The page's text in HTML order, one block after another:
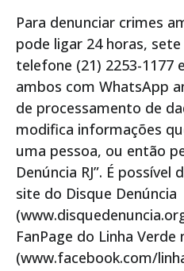
Para denunciar crimes
pode ligar 24 horas,
telefone (21) 2253-1177
ambos com WhatsApp
de processamento de
modifica informações
uma pessoa, ou então
Denúncia RJ”. É possível
site do Disque Denúncia
FanPage do Linha
(www.facebook.com/